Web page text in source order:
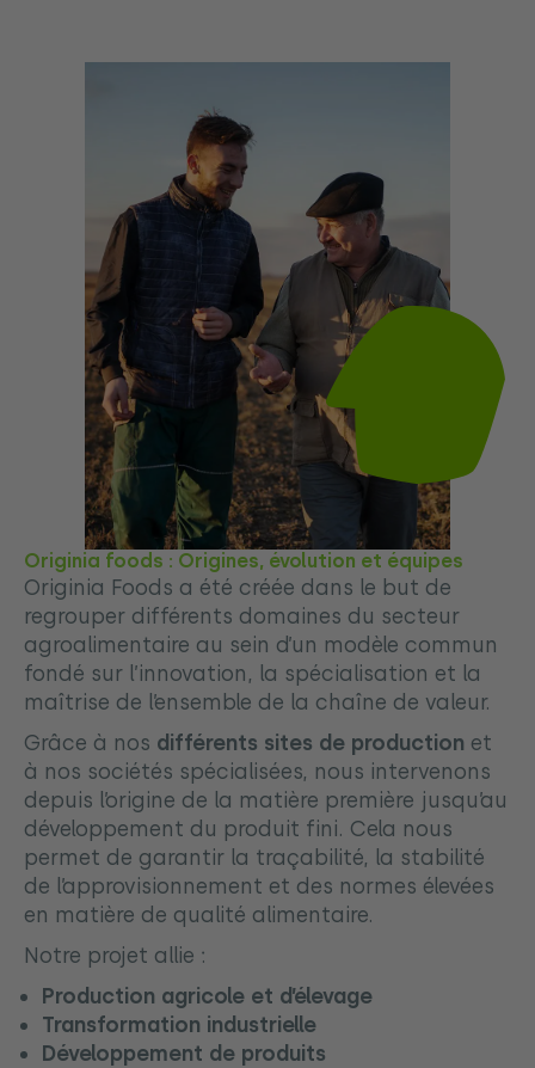
Originia foods : Origines, évolution et équipes
Originia Foods a été créée dans le but de
regrouper différents domaines du secteur
agroalimentaire au sein d’un modèle commun
fondé sur l’innovation, la spécialisation et la
maîtrise de l’ensemble de la chaîne de valeur.
Grâce à nos différents sites de production et
à nos sociétés spécialisées, nous intervenons
depuis l’origine de la matière première jusqu’au
développement du produit fini. Cela nous
permet de garantir la traçabilité, la stabilité
de l’approvisionnement et des normes élevées
en matière de qualité alimentaire.
Notre projet allie :
Production agricole et d’élevage
Transformation industrielle
Développement de produits